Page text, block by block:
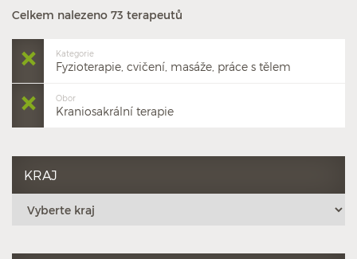
Celkem nalezeno 73 terapeutů
Kategorie
Fyzioterapie, cvičení, masáže, práce s tělem
Obor
Kraniosakrální terapie
KRAJ